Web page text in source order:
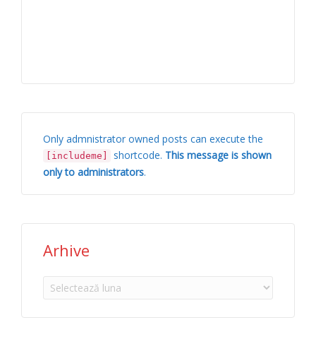
Only admnistrator owned posts can execute the
[includeme] shortcode. This message is shown
only to administrators.
Arhive
Arhive